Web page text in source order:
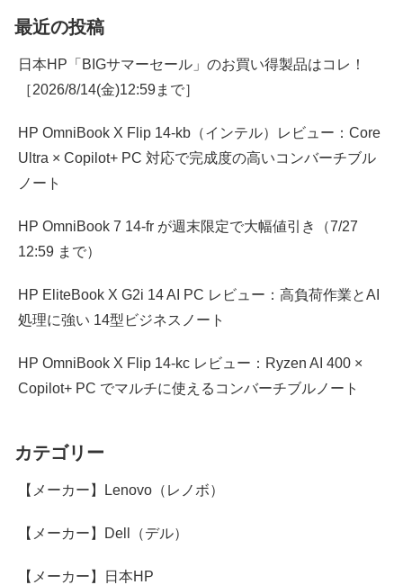
最近の投稿
日本HP「BIGサマーセール」のお買い得製品はコレ！
［2026/8/14(金)12:59まで］
HP OmniBook X Flip 14-kb（インテル）レビュー：Core
Ultra × Copilot+ PC 対応で完成度の高いコンバーチブル
ノート
HP OmniBook 7 14-fr が週末限定で大幅値引き（7/27
12:59 まで）
HP EliteBook X G2i 14 AI PC レビュー：高負荷作業とAI
処理に強い 14型ビジネスノート
HP OmniBook X Flip 14-kc レビュー：Ryzen AI 400 ×
Copilot+ PC でマルチに使えるコンバーチブルノート
カテゴリー
【メーカー】Lenovo（レノボ）
【メーカー】Dell（デル）
【メーカー】日本HP